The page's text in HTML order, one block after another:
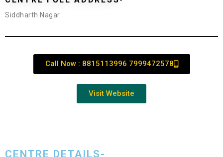
Siddharth Nagar
Call Now : 8815113996 7999472578
Visit Website
CENTRE DETAILS-